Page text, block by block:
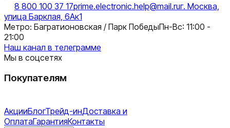
8 800 100 37 17prime.electronic.help@mail.ruг. Москва,
улица Барклая, 6Ак1
Метро: Багратионовская / Парк ПобедыПн-Вс: 11:00 -
21:00
Наш канал в телеграмме
Мы в соцсетях
Покупателям
АкцииБлогТрейд-инДоставка и
ОплатаГарантияКонтакты